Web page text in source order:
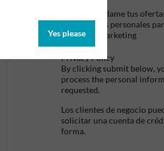
Yes please
Mandame tus
datos personales
de marketing
Privacy Policy
By clicking submit below,
process the personal
requested.
Los clientes de negocio
solicitar una cuenta de
forma.